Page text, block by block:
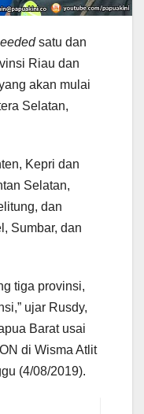
satu dan
Riau dan
akan mulai
Selatan,
Kepri dan
Selatan,
dan
Sumbar, dan
tiga provinsi,
ujar Rusdy,
Barat usai
di Wisma Atlit
(4/08/2019).